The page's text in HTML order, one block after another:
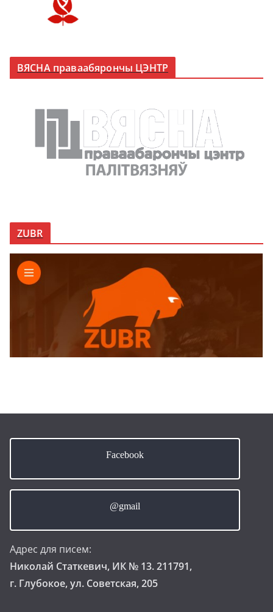
ВЯСНА праваабярончы ЦЭНТР
ZUBR
Facebook
@gmail
Адрес для писем:
Николай Статкевич, ИК № 13. 211791,
г. Глубокое, ул. Советская, 205